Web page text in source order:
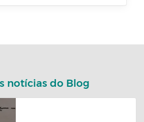
notícias do Blog